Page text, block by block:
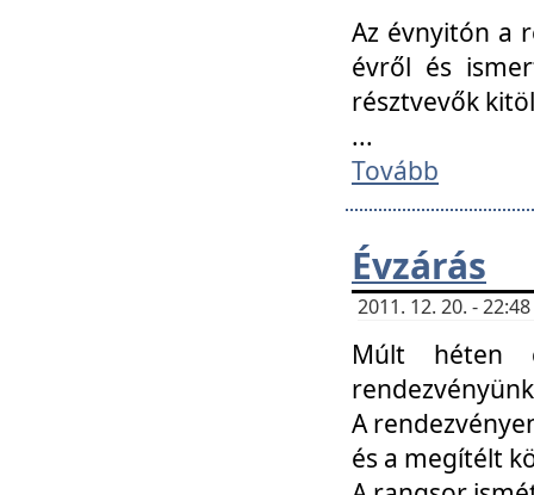
Az évnyitón a
évről és
résztvevők
...
Tovább
Évzárás
2011. 12. 20. -
Múlt héten
A
és a megítélt